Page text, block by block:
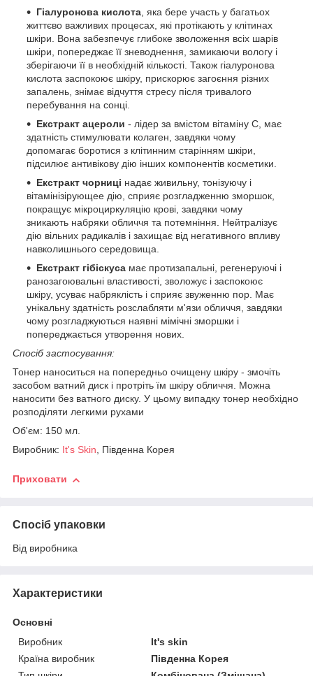
Гіалуронова кислота, яка бере участь у багатьох
життєво важливих процесах, які протікають у клітинах
шкіри. Вона забезпечує глибоке зволоження всіх шарів
шкіри, попереджає її зневоднення, замикаючи вологу і
зберігаючи її в необхідній кількості. Також гіалуронова
кислота заспокоює шкіру, прискорює загоєння різних
запалень, знімає відчуття стресу після тривалого
перебування на сонці.
Екстракт ацероли - лідер за вмістом вітаміну C, має
здатність стимулювати колаген, завдяки чому
допомагає боротися з клітинним старінням шкіри,
підсилює антивікову дію інших компонентів косметики.
Екстракт чорниці надає живильну, тонізуючу і
вітамінізірующее дію, сприяє розгладженню зморшок,
покращує мікроциркуляцію крові, завдяки чому
зникають набряки обличчя та потемніння. Нейтралізує
дію вільних радикалів і захищає від негативного впливу
навколишнього середовища.
Екстракт гібіскуса має протизапальні, регенеруючі і
ранозагоювальні властивості, зволожує і заспокоює
шкіру, усуває набряклість і сприяє звуженню пор. Має
унікальну здатність розслабляти м'язи обличчя, завдяки
чому розгладжуються наявні мімічні зморшки і
попереджається утворення нових.
Спосіб застосування:
Тонер наноситься на попередньо очищену шкіру - змочіть
засобом ватний диск і протріть їм шкіру обличчя. Можна
наносити без ватного диску. У цьому випадку тонер необхідно
розподіляти легкими рухами
Об'єм: 150 мл.
Виробник: It's Skin, Південна Корея
Приховати
Спосіб упаковки
Від виробника
Характеристики
Основні
Виробник
It's skin
Країна виробник
Південна Корея